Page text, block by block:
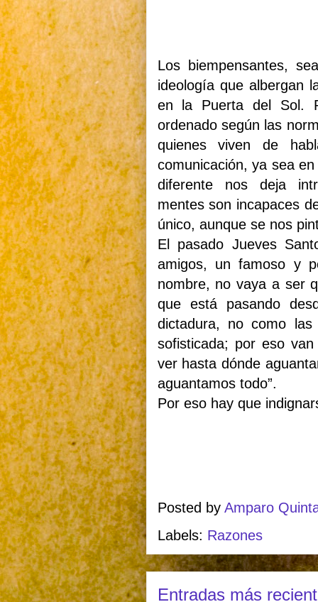
Los biempensantes,
ideología que albergan
en la Puerta del Sol.
ordenado según las
quienes viven de
comunicación, ya sea
diferente nos deja
mentes son incapaces
único, aunque se nos
El pasado Jueves
amigos, un famoso y
nombre, no vaya a ser
que está pasando
dictadura, no como
sofisticada; por eso
ver hasta dónde
aguantamos todo”.
Por eso hay que
Posted by Amparo
Labels: Razones
Entradas más